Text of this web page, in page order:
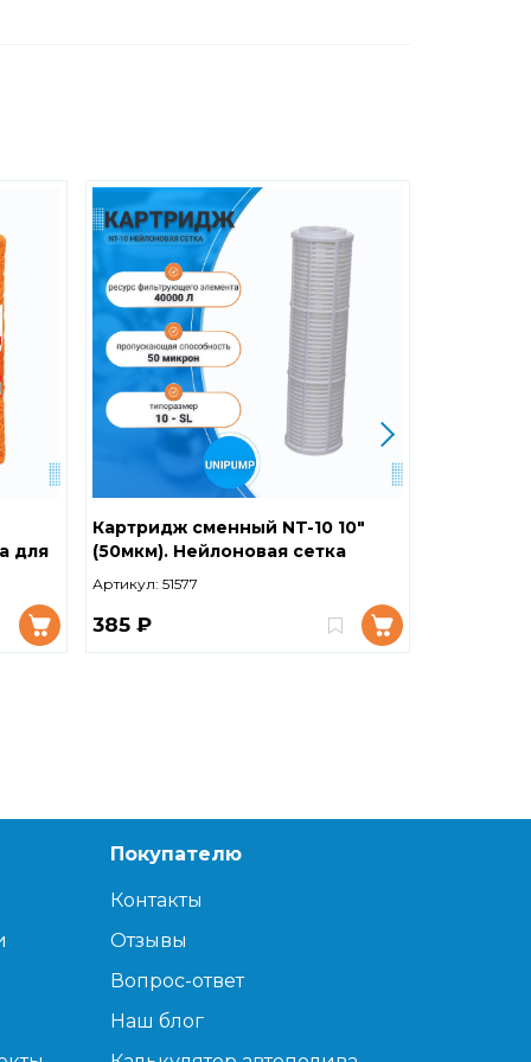
для
10
Картридж сменный NT-10 10"
(50мкм). Нейлоновая сетка
51577
Артикул: 51577
385 ₽
Покупателю
Контакты
Отзывы
Вопрос-ответ
Наш блог